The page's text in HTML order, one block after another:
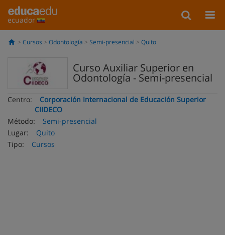
ecuador
Cursos Odontología Semi-presencial Quito
Curso Auxiliar Superior en
Odontología - Semi-presencial
Centro:
Corporación Internacional de Educación Superior
CIIDECO
Método:
Semi-presencial
Lugar:
Quito
Tipo:
Cursos